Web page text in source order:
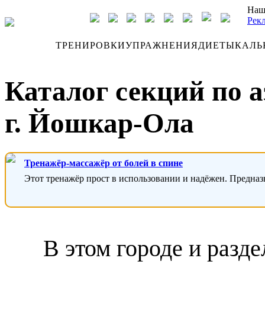
ТРЕНИРОВКИУПРАЖНЕНИЯДИЕТЫ
Каталог секций по
г. Йошкар-Ола
Тренажёр-массажёр от болей в спине
Этот тренажёр прост в использовании и надёжен.
В этом городе и